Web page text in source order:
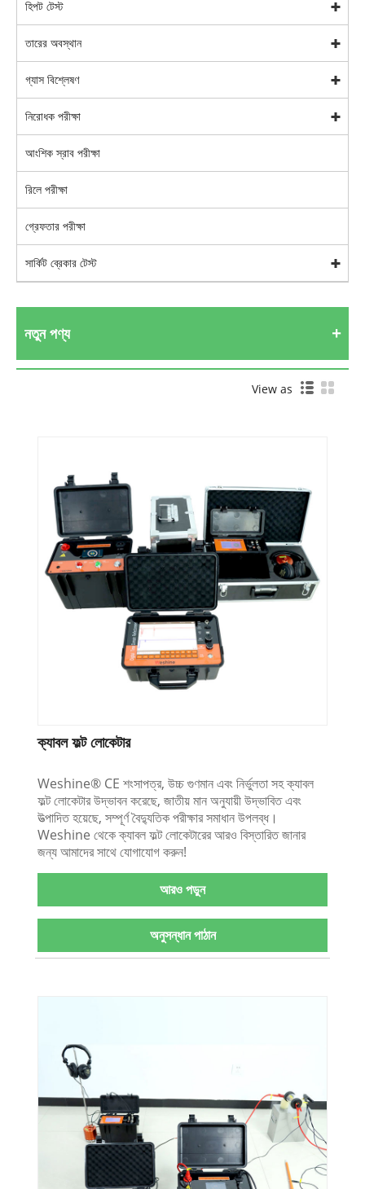
হিপট টেস্ট
তারের অবস্থান
গ্যাস বিশ্লেষণ
নিরোধক পরীক্ষা
আংশিক স্রাব পরীক্ষা
রিলে পরীক্ষা
গ্রেফতার পরীক্ষা
সার্কিট ব্রেকার টেস্ট
নতুন পণ্য
View as
ক্যাবল ফল্ট লোকেটার
Weshine® CE শংসাপত্র, উচ্চ গুণমান এবং নির্ভুলতা সহ ক্যাবল
ফল্ট লোকেটার উদ্ভাবন করেছে, জাতীয় মান অনুযায়ী উদ্ভাবিত এবং
উত্পাদিত হয়েছে, সম্পূর্ণ বৈদ্যুতিক পরীক্ষার সমাধান উপলব্ধ।
Weshine থেকে ক্যাবল ফল্ট লোকেটারের আরও বিস্তারিত জানার
জন্য আমাদের সাথে যোগাযোগ করুন!
আরও পড়ুন
অনুসন্ধান পাঠান